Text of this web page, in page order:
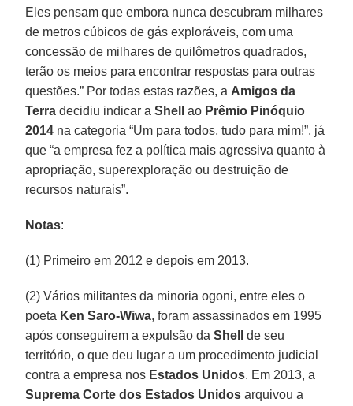
Eles pensam que embora nunca descubram milhares
de metros cúbicos de gás exploráveis, com uma
concessão de milhares de quilômetros quadrados,
terão os meios para encontrar respostas para outras
questões.” Por todas estas razões, a Amigos da
Terra decidiu indicar aShell ao Prêmio Pinóquio
2014 na categoria “Um para todos, tudo para mim!”, já
que “a empresa fez a política mais agressiva quanto à
apropriação, superexploração ou destruição de
recursos naturais”.
Notas:
(1) Primeiro em 2012 e depois em 2013.
(2) Vários militantes da minoria ogoni, entre eles o
poeta Ken Saro-Wiwa, foram assassinados em 1995
após conseguirem a expulsão daShell
de seu
território, o que deu lugar a um procedimento judicial
contra a empresa nos Estados Unidos. Em 2013, a
Suprema Corte dos Estados Unidos arquivou a